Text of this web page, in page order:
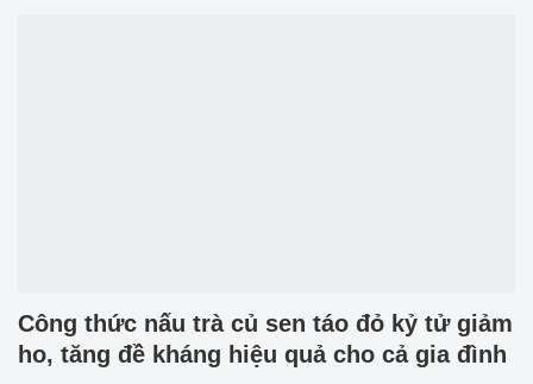
Công thức nấu trà củ sen táo đỏ kỷ tử giảm
ho, tăng đề kháng hiệu quả cho cả gia đình